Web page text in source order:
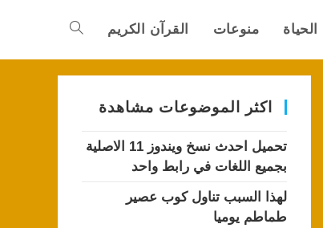
الحياة منوعات القرآن الكريم Toggle
اكثر الموضوعات مشاهدة
تحميل احدث نسخ ويندوز 11 الاصلية
بجميع اللغات في رابط واحد
لهذا السبب تناول كوب عصير
طماطم يوميا